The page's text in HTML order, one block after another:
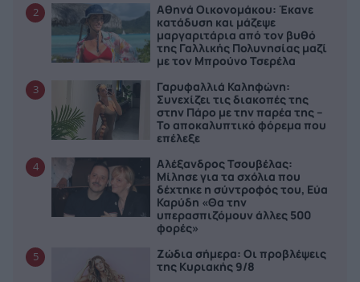
2
Αθηνά Οικονομάκου: Έκανε
κατάδυση και μάζεψε
μαργαριτάρια από τον βυθό
της Γαλλικής Πολυνησίας μαζί
με τον Μπρούνο Τσερέλα
3
Γαρυφαλλιά Καληφώνη:
Συνεχίζει τις διακοπές της
στην Πάρο με την παρέα της –
Το αποκαλυπτικό φόρεμα που
επέλεξε
4
Αλέξανδρος Τσουβέλας:
Μίλησε για τα σχόλια που
δέχτηκε η σύντροφός του, Εύα
Καρύδη «Θα την
υπερασπιζόμουν άλλες 500
φορές»
5
Ζώδια σήμερα: Οι προβλέψεις
της Κυριακής 9/8